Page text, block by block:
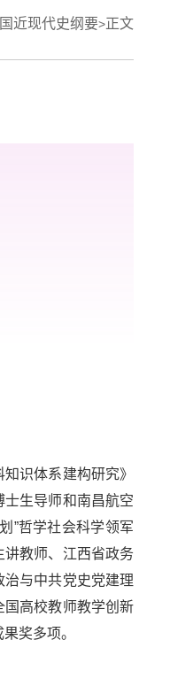
近现代史纲要>正文
识体系建构研究》
生导师和南昌航空
”哲学社会科学领军
讲教师、江西省政务
与中共党史党建理
国高校教师教学创新
奖多项。